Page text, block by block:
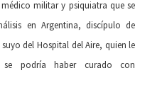
militar y psiquiatra que se
en Argentina, discípulo de
del Hospital del Aire, quien le
podría haber curado con